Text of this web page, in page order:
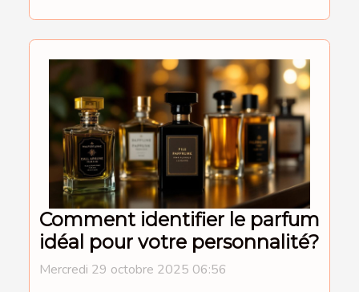
Comment identifier le parfum
idéal pour votre personnalité?
Mercredi 29 octobre 2025 06:56